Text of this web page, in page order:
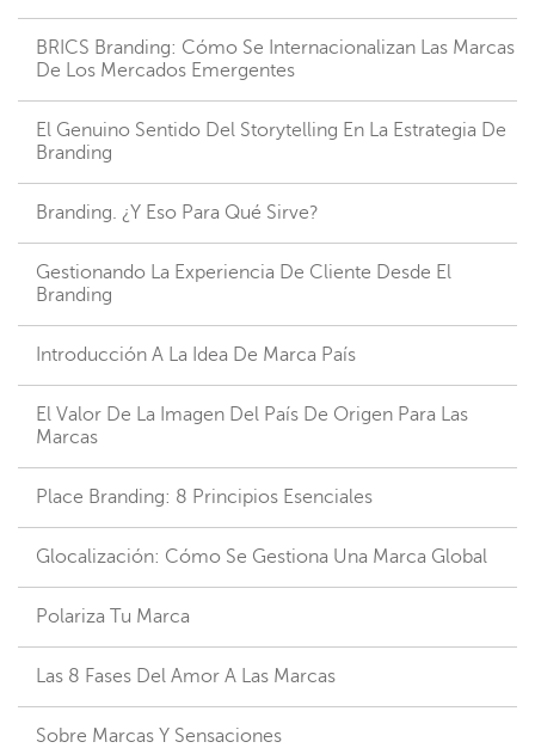
BRICS Branding: Cómo Se Internacionalizan Las Marcas
De Los Mercados Emergentes
El Genuino Sentido Del Storytelling En La Estrategia De
Branding
Branding. ¿Y Eso Para Qué Sirve?
Gestionando La Experiencia De Cliente Desde El
Branding
Introducción A La Idea De Marca País
El Valor De La Imagen Del País De Origen Para Las
Marcas
Place Branding: 8 Principios Esenciales
Glocalización: Cómo Se Gestiona Una Marca Global
Polariza Tu Marca
Las 8 Fases Del Amor A Las Marcas
Sobre Marcas Y Sensaciones